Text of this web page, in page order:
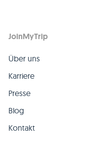
JoinMyTrip
Über uns
Karriere
Presse
Blog
Kontakt